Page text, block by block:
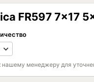
FR597 7x17
менеджеру для